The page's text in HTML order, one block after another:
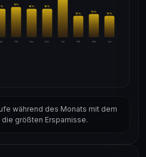
%
Okt
17%
Nov
16%
Dez
16%
Jan Feb
12%
Mär
13%
Apr
12%
während des Monats mit dem
größten Ersparnisse.